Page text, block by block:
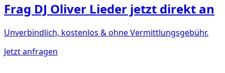
Frag DJ Oliver Lieder jetzt direkt an
Unverbindlich, kostenlos & ohne Vermittlungsgebühr.
Jetzt anfragen